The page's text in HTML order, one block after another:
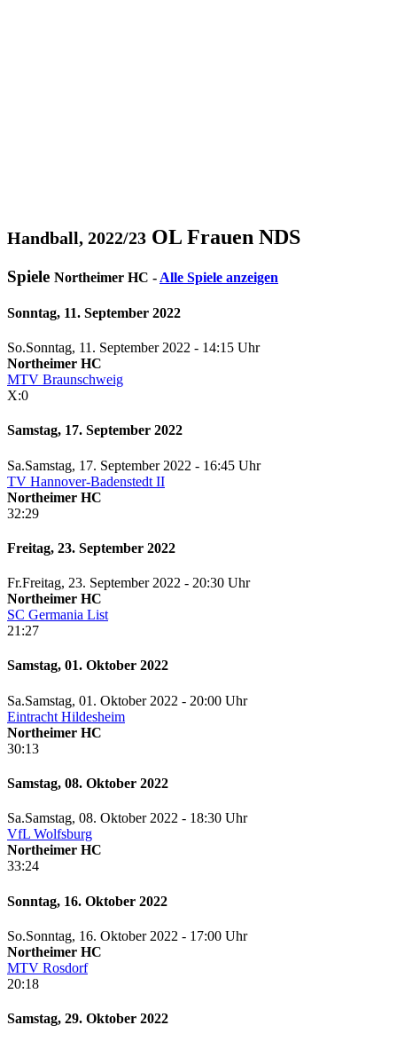
Handball, 2022/23 OL Frauen NDS
Spiele Northeimer HC - Alle Spiele anzeigen
Sonntag, 11. September 2022
So.Sonntag, 11. September 2022 - 14:15 Uhr
Northeimer HC
MTV Braunschweig
X:0
Samstag, 17. September 2022
Sa.Samstag, 17. September 2022 - 16:45 Uhr
TV Hannover-Badenstedt II
Northeimer HC
32:29
Freitag, 23. September 2022
Fr.Freitag, 23. September 2022 - 20:30 Uhr
Northeimer HC
SC Germania List
21:27
Samstag, 01. Oktober 2022
Sa.Samstag, 01. Oktober 2022 - 20:00 Uhr
Eintracht Hildesheim
Northeimer HC
30:13
Samstag, 08. Oktober 2022
Sa.Samstag, 08. Oktober 2022 - 18:30 Uhr
VfL Wolfsburg
Northeimer HC
33:24
Sonntag, 16. Oktober 2022
So.Sonntag, 16. Oktober 2022 - 17:00 Uhr
Northeimer HC
MTV Rosdorf
20:18
Samstag, 29. Oktober 2022